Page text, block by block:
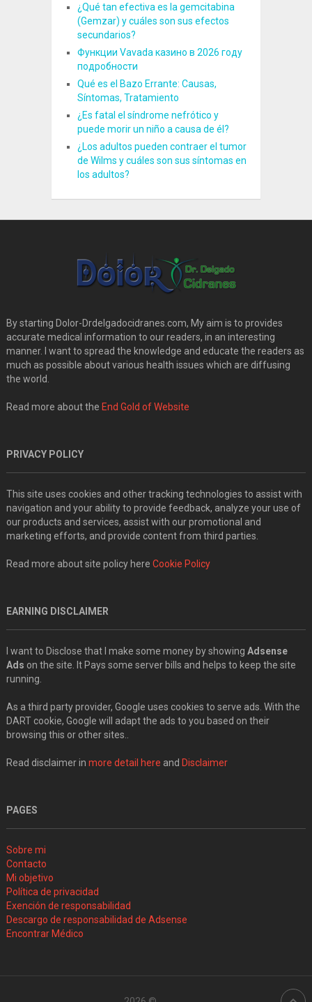
¿Qué tan efectiva es la gemcitabina
(Gemzar) y cuáles son sus efectos
secundarios?
Функции Vavada казино в 2026 году
подробности
Qué es el Bazo Errante: Causas,
Síntomas, Tratamiento
¿Es fatal el síndrome nefrótico y
puede morir un niño a causa de él?
¿Los adultos pueden contraer el tumor
de Wilms y cuáles son sus síntomas en
los adultos?
By starting Dolor-Drdelgadocidranes.com, My aim is to provides
accurate medical information to our readers, in an interesting
manner. I want to spread the knowledge and educate the readers as
much as possible about various health issues which are diffusing
the world.
Read more about the End Gold of Website
PRIVACY POLICY
This site uses cookies and other tracking technologies to assist with
navigation and your ability to provide feedback, analyze your use of
our products and services, assist with our promotional and
marketing efforts, and provide content from third parties.
Read more about site policy here Cookie Policy
EARNING DISCLAIMER
I want to Disclose that I make some money by showing Adsense
Ads on the site. It Pays some server bills and helps to keep the site
running.
As a third party provider, Google uses cookies to serve ads. With the
DART cookie, Google will adapt the ads to you based on their
browsing this or other sites..
Read disclaimer in more detail here and Disclaimer
PAGES
Sobre mi
Contacto
Mi objetivo
Política de privacidad
Exención de responsabilidad
Descargo de responsabilidad de Adsense
Encontrar Médico